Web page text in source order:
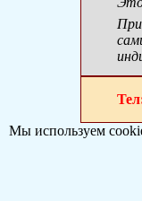
Мы используем